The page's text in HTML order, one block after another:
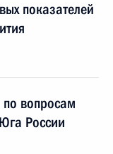
показателей
по вопросам
России